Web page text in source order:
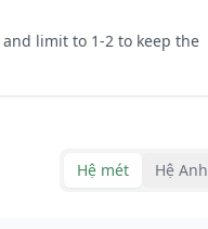
limit to 1-2 to keep the
Hệ mét Hệ Anh